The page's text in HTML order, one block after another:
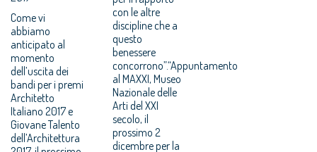
Come vi
abbiamo
anticipato al
momento
dell’uscita dei
bandi per i premi
Architetto
Italiano 2017 e
Giovane Talento
dell’Architettura
con le altre
discipline che a
questo
benessere
concorrono”.“Appuntamento
al MAXXI, Museo
Nazionale delle
Arti del XXI
secolo, il
prossimo 2
dicembre per la